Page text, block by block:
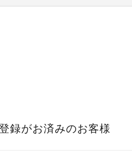
録がお済みのお客様